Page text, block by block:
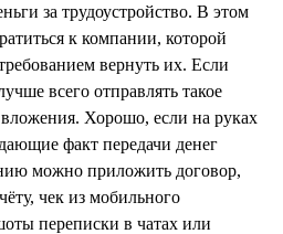
за трудоустройство. В этом
к компании, которой
вернуть их. Если
всего отправлять такое
Хорошо, если на руках
факт передачи денег
можно приложить договор,
чек из мобильного
переписки в чатах или